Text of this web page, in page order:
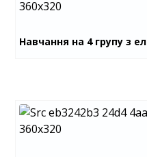
Навчання на 4 групу з